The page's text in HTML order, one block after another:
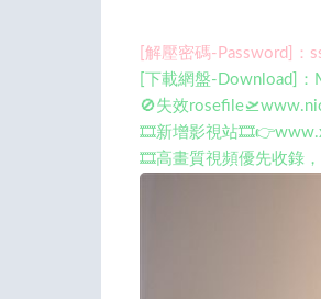
[解壓密碼-Password]：
[下載網盤-Download]：
🚫失效
🎞️新增影視站
🎞️高畫質視頻優先收錄